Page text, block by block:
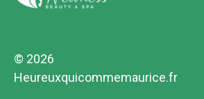
© 2026
Heureuxquicommemaurice.fr